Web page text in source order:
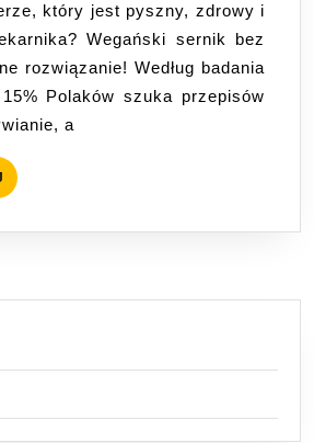
Przepis
bez
pieczenia
Wegański sernik bez
rozwiązanie! Według badania
Polaków szuka przepisów
a
CZYTAJ
WIĘCEJ